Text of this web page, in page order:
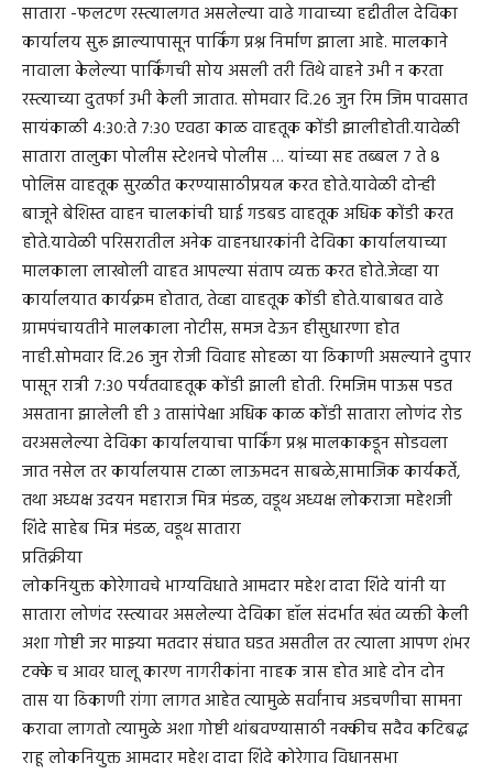
सातारा -फलटण रस्त्यालगत असलेल्या वाढे गावाच्या हद्दीतील देविका
कार्यालय सुरू झाल्यापासून पार्किंग प्रश्न निर्माण झाला आहे. मालकाने
नावाला केलेल्या पार्किंगची सोय असली तरी तिथे वाहने उभी न करता
रस्त्याच्या दुतर्फा उभी केली जातात. सोमवार दि.२६ जुन रिम जिम पावसात
सायंकाळी ४:३०:ते ७:३० एवढा काळ वाहतूक कोंडी झालीहोती.यावेळी
सातारा तालुका पोलीस स्टेशनचे पोलीस … यांच्या सह तब्बल ७ ते ८
पोलिस वाहतूक सुरळीत करण्यासाठीप्रयत्न करत होते.यावेळी दोन्ही
बाजूने बेशिस्त वाहन चालकांची घाई गडबड वाहतूक अधिक कोंडी करत
होते.यावेळी परिसरातील अनेक वाहनधारकांनी देविका कार्यालयाच्या
मालकाला लाखोली वाहत आपल्या संताप व्यक्त करत होते.जेव्हा या
कार्यालयात कार्यक्रम होतात, तेव्हा वाहतूक कोंडी होते.याबाबत वाढे
ग्रामपंचायतीने मालकाला नोटीस, समज देऊन हीसुधारणा होत
नाही.सोमवार दि.२६ जुन रोजी विवाह सोहळा या ठिकाणी असल्याने दुपार
पासून रात्री ७:३० पर्यंतवाहतूक कोंडी झाली होती. रिमजिम पाऊस पडत
असताना झालेली ही ३ तासांपेक्षा अधिक काळ कोंडी सातारा लोणंद रोड
वरअसलेल्या देविका कार्यालयाचा पार्किंग प्रश्न मालकाकडून सोडवला
जात नसेल तर कार्यालयास टाळा लाऊमदन साबळे,सामाजिक कार्यकर्ते,
तथा अध्यक्ष उदयन महाराज मित्र मंडळ, वडूथ अध्यक्ष लोकराजा महेशजी
शिंदे साहेब मित्र मंडळ, वडूथ सातारा
प्रतिक्रीया
लोकनियुक्त कोरेगावचे भाग्यविधाते आमदार महेश दादा शिंदे यांनी या
सातारा लोणंद रस्त्यावर असलेल्या देविका हॉल संदर्भात खंत व्यक्ती केली
अशा गोष्टी जर माझ्या मतदार संघात घडत असतील तर त्याला आपण शंभर
टक्के च आवर घालू कारण नागरीकांना नाहक त्रास होत आहे दोन दोन
तास या ठिकाणी रांगा लागत आहेत त्यामुळे सर्वांनाच अडचणीचा सामना
करावा लागतो त्यामुळे अशा गोष्टी थांबवण्यासाठी नक्कीच सदैव कटिबद्ध
राहू लोकनियुक्त आमदार महेश दादा शिंदे कोरेगाव विधानसभा